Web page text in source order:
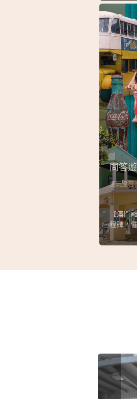
問答
邊玩邊答
【澳門
程碑，